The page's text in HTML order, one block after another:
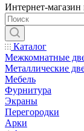
Интернет-магазин
Каталог
Межкомнатные
Металлические
Мебель
Фурнитура
Экраны
Перегородки
Арки